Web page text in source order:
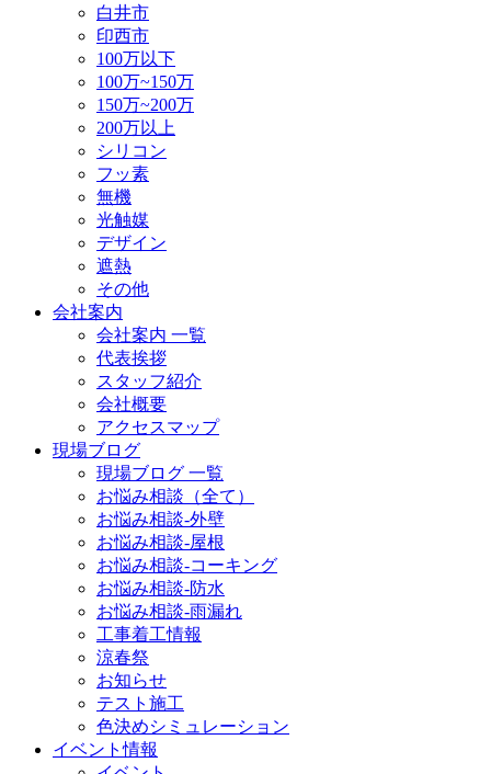
白井市
印西市
100万以下
100万~150万
150万~200万
200万以上
シリコン
フッ素
無機
光触媒
デザイン
遮熱
その他
会社案内
会社案内 一覧
代表挨拶
スタッフ紹介
会社概要
アクセスマップ
現場ブログ
現場ブログ 一覧
お悩み相談（全て）
お悩み相談-外壁
お悩み相談-屋根
お悩み相談-コーキング
お悩み相談-防水
お悩み相談-雨漏れ
工事着工情報
涼春祭
お知らせ
テスト施工
色決めシミュレーション
イベント情報